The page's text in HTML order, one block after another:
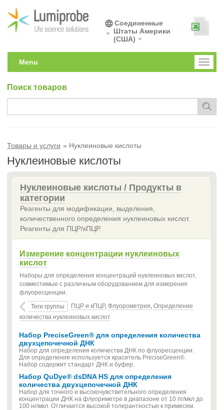
Соединенные
Штаты Америки
(США)
Toggle
Menu
Поиск товаров
Товары и услуги Нуклеиновые кислоты
Нуклеиновые кислоты
Нуклеиновые кислоты / Продукты в
категории
Реагенты для модификации, выделения,
количественного определения нуклеиновых кислот.
Реагенты для ПЦР/кПЦР.
Измерение концентрации нуклеиновых
кислот
Наборы для определения концентраций нуклеиновых кислот,
совместимые с различным оборудованием для измерения
флуоресценции.
Теги группы
ПЦР и кПЦР, Флуорометрия, Определение
количества нуклеиновых кислот
Набор PreciseGreen® для определения количества
двухцепочечной ДНК
Набор для определения количества ДНК по флуоресценции.
Для определения используется краситель PreciseGreen®.
Набор содержит стандарт ДНК и буфер.
Набор QuDye® dsDNA HS для определения
количества двухцепочечной ДНК
Набор для точного и высокочувствительного определения
концентрации ДНК на флуориметре в диапазоне от 10 пг/мкл до
100 нг/мкл. Отличается высокой толерантностью к примесям.